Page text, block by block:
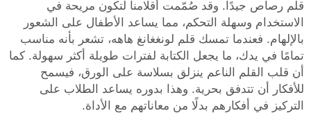
قلم رصاص جيدًا. وقد صُمّمت أقلامنا لتكون مريحة في
الاستخدام وسهلة التحكم، مما يساعد الأطفال على الشعور
بالإلهام. فعندما تمسك قلم لونغغانغ هاهه، تشعر بأنه مناسب
تمامًا في يدك، ما يجعل الكتابة لفترات طويلة أكثر سهولة. كما
أن قلب القلم الناعم ينزلق بسلاسة على الورق، فيسمح
للأفكار أن تتدفق بحرية. وهذا بدوره يساعد الطلاب على
التركيز في أفكارهم بدلًا من معاناتهم مع الأداة.